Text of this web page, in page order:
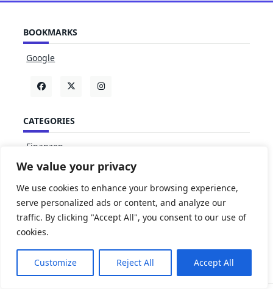
We value your privacy
We use cookies to enhance your browsing experience,
serve personalized ads or content, and analyze our
traffic. By clicking "Accept All", you consent to our use of
cookies.
Customize Reject All Accept All
BOOKMARKS
Google
CATEGORIES
Finanzen
Geschaft
Technologie
Unternehmen